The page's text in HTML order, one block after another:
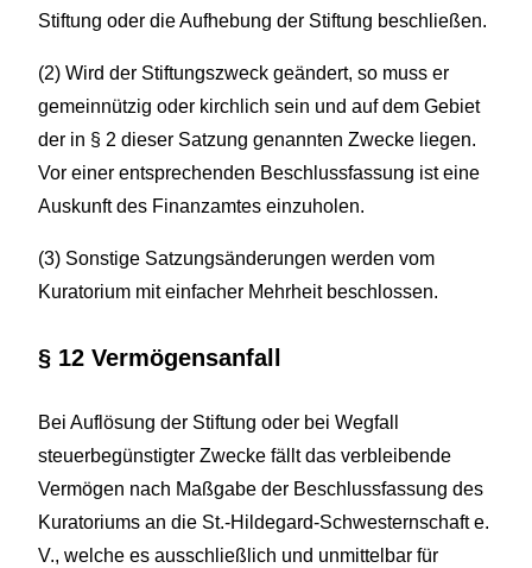
Stiftung oder die Aufhebung der Stiftung beschließen.
(2) Wird der Stiftungszweck geändert, so muss er
gemeinnützig oder kirchlich sein und auf dem Gebiet
der in § 2 dieser Satzung genannten Zwecke liegen.
Vor einer entsprechenden Beschlussfassung ist eine
Auskunft des Finanzamtes einzuholen.
(3) Sonstige Satzungsänderungen werden vom
Kuratorium mit einfacher Mehrheit beschlossen.
§ 12 Vermögensanfall
Bei Auflösung der Stiftung oder bei Wegfall
steuerbegünstigter Zwecke fällt das verbleibende
Vermögen nach Maßgabe der Beschlussfassung des
Kuratoriums an die St.-Hildegard-Schwesternschaft e.
V., welche es ausschließlich und unmittelbar für